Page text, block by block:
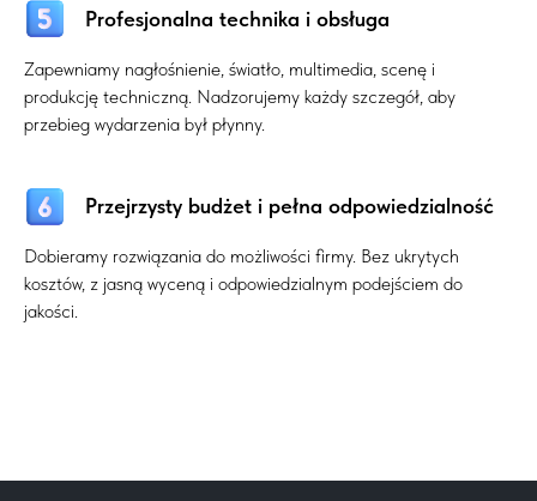
Profesjonalna technika i obsługa
Zapewniamy nagłośnienie, światło, multimedia, scenę i
produkcję techniczną. Nadzorujemy każdy szczegół, aby
przebieg wydarzenia był płynny.
Przejrzysty budżet i pełna odpowiedzialność
Dobieramy rozwiązania do możliwości firmy. Bez ukrytych
kosztów, z jasną wyceną i odpowiedzialnym podejściem do
jakości.